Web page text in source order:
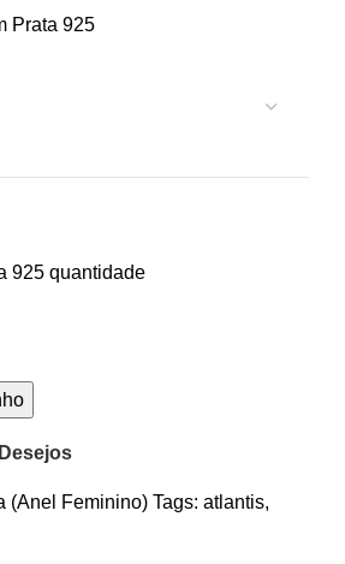
Prata 925
925 quantidade
(Anel Feminino) Tags: atlantis,